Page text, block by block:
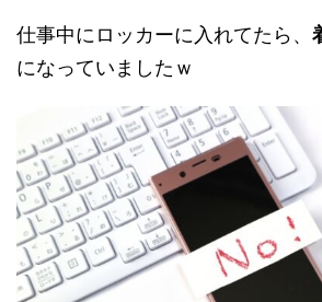
仕事中にロッカーに入れてたら、
になっていましたｗ